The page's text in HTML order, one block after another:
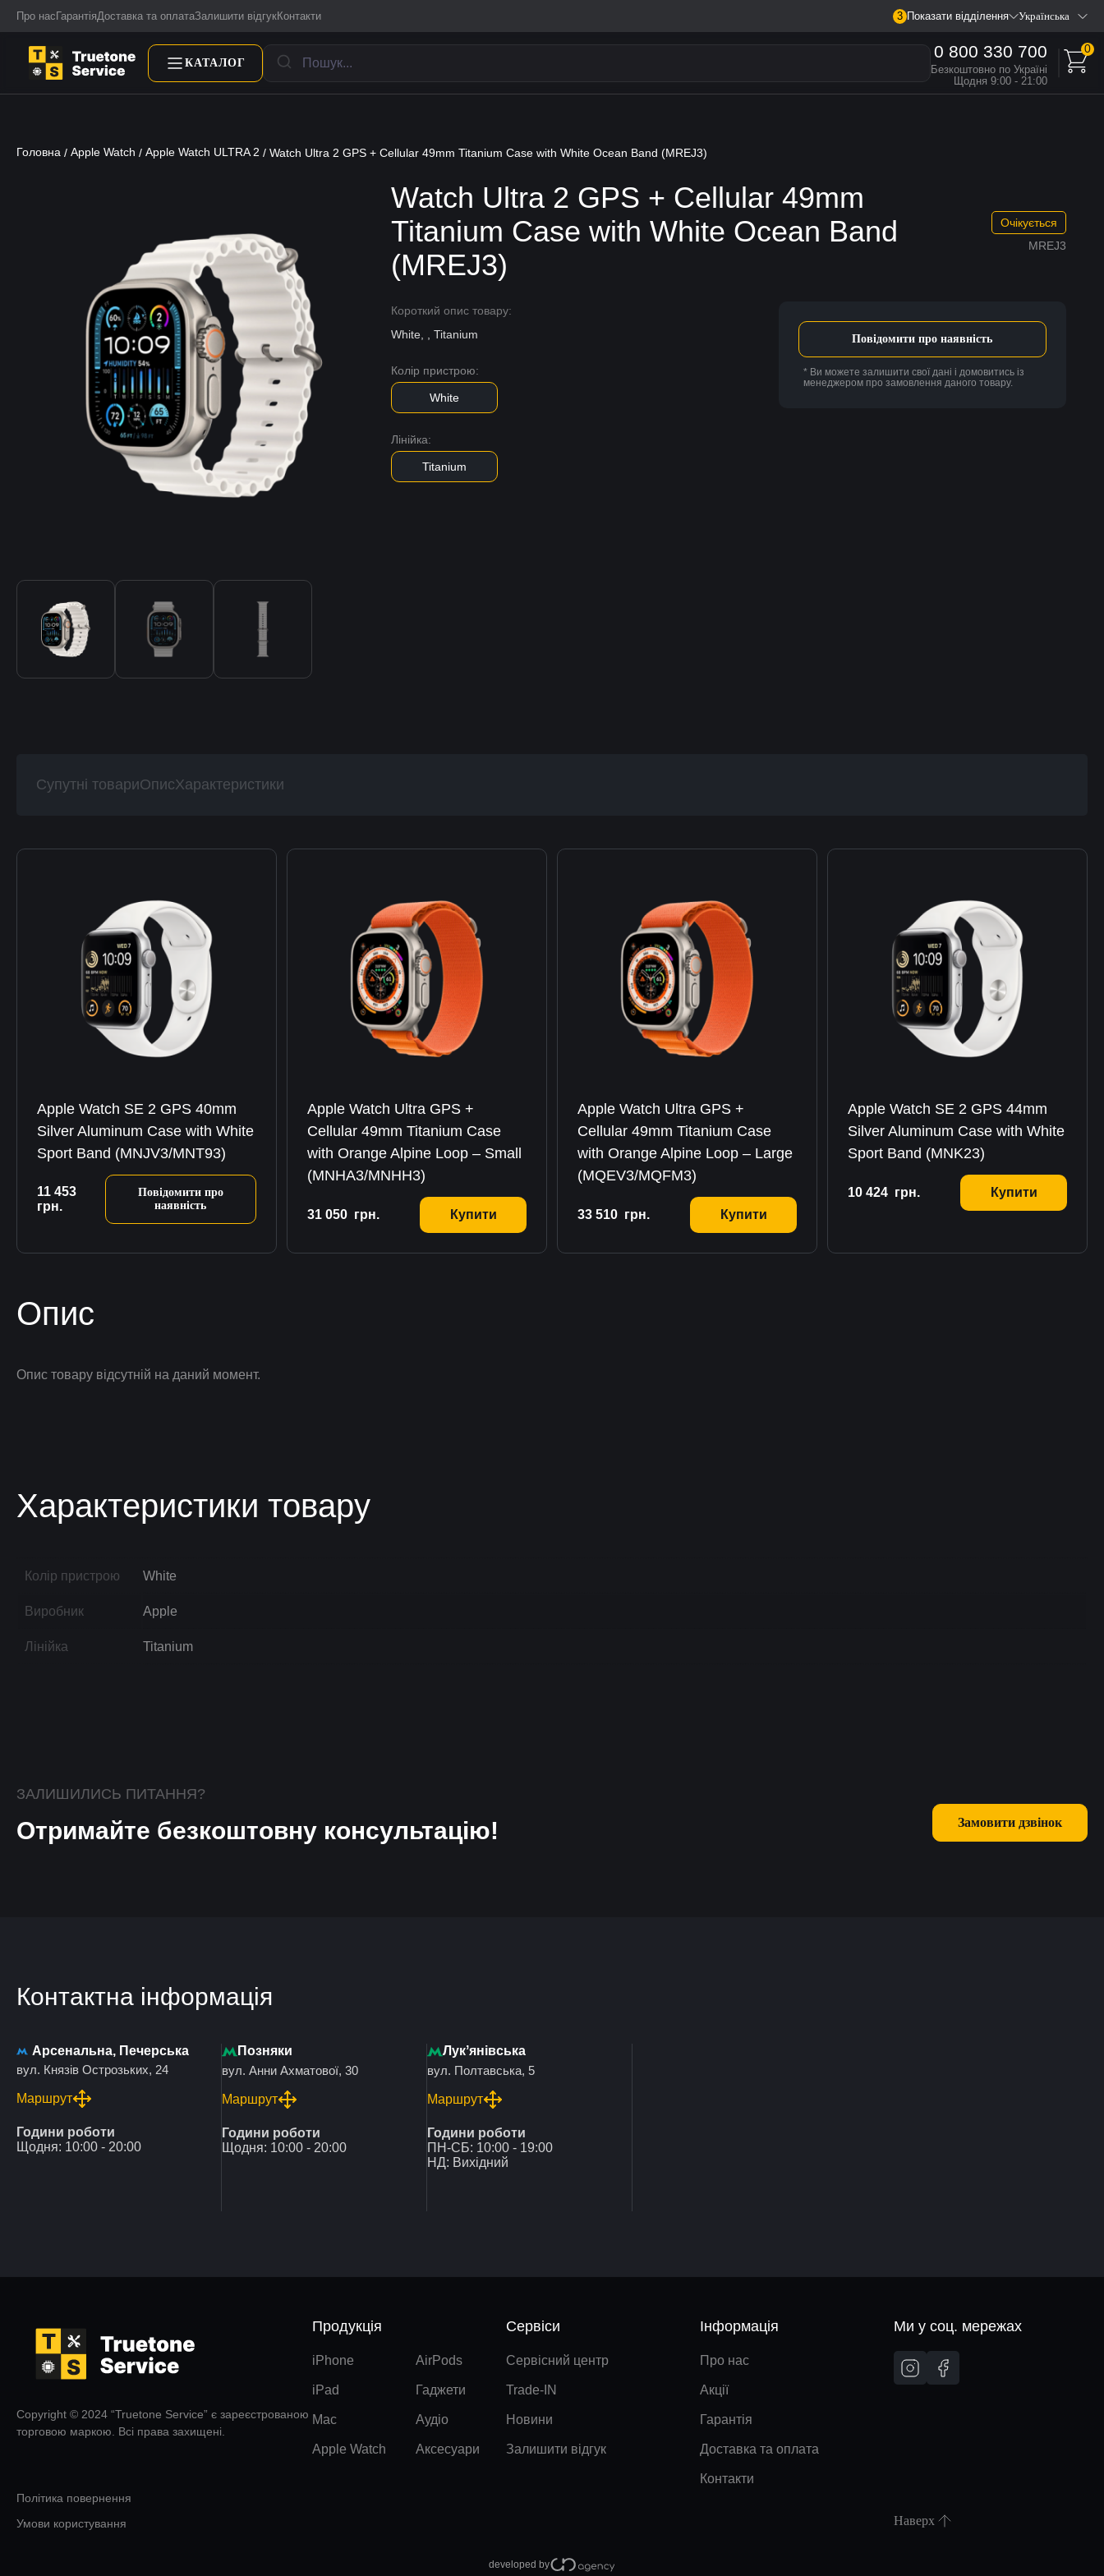
Про нас ГарантіяДоставка та оплатаЗалишити відгукКонтакти 3 Показати відділення Українська
КАТАЛОГ
0 800 330 700
Безкоштовно по Україні
Щодня 9:00 - 21:00
0
Головна / Apple Watch / Apple Watch ULTRA 2 / Watch Ultra 2 GPS + Cellular 49mm Titanium Case with White Ocean Band (MREJ3)
Watch Ultra 2 GPS + Cellular 49mm
Titanium Case with White Ocean Band
(MREJ3)
MREJ3
Очікується
Короткий опис товару:
White, , Titanium
Колір пристрою:
White
Лінійка:
Titanium
Повідомити про наявність
* Ви можете залишити свої дані і домовитись із
менеджером про замовлення даного товару.
Супутні товариОписХарактеристики
Apple Watch SE 2 GPS 40mm
Silver Aluminum Case with White
Sport Band (MNJV3/MNT93)
11 453
грн.
Повідомити про
наявність
Apple Watch Ultra GPS +
Cellular 49mm Titanium Case
with Orange Alpine Loop – Small
(MNHA3/MNHH3)
31 050 грн. Купити
Apple Watch Ultra GPS +
Cellular 49mm Titanium Case
with Orange Alpine Loop – Large
(MQEV3/MQFM3)
33 510 грн. Купити
Apple Watch SE 2 GPS 44mm
Silver Aluminum Case with White
Sport Band (MNK23)
10 424 грн. Купити
Опис
Опис товару відсутній на даний момент.
Характеристики товару
Колір пристрою White
Виробник Apple
Лінійка Titanium
ЗАЛИШИЛИСЬ ПИТАННЯ?
Отримайте безкоштовну консультацію! Замовити дзвінок
Контактна інформація
Арсенальна, Печерська
вул. Князів Острозьких, 24
Маршрут
Години роботи
Щодня: 10:00 - 20:00
Позняки
вул. Анни Ахматової, 30
Маршрут
Години роботи
Щодня: 10:00 - 20:00
Лукʼянівська
вул. Полтавська, 5
Маршрут
Години роботи
ПН-СБ: 10:00 - 19:00
НД: Вихідний
Copyright © 2024 “Truetone Service” є зареєстрованою
торговою маркою. Всі права захищені.
Політика повернення
Умови користування
Продукція
iPhone
iPad
Mac
Apple Watch
AirPods
Гаджети
Аудіо
Аксесуари
Сервіси
Сервісний центр
Trade-IN
Новини
Залишити відгук
Інформація
Про нас
Акції
Гарантія
Доставка та оплата
Контакти
Ми у соц. мережах
Наверх
developed by